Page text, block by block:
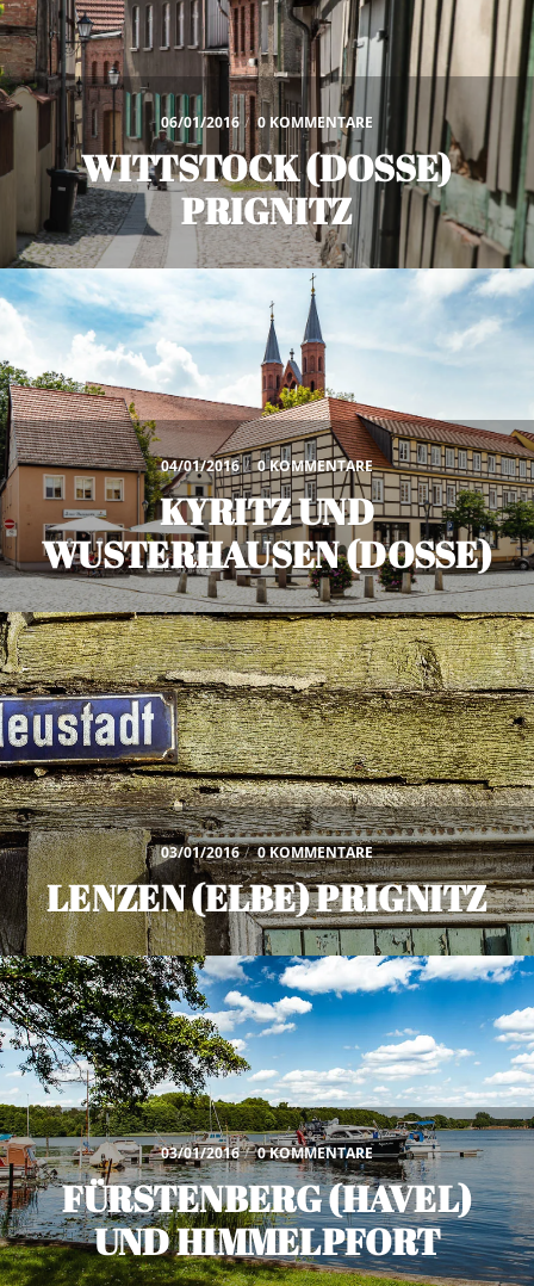
06/01/2016 / 0 KOMMENTARE
WITTSTOCK (DOSSE)
PRIGNITZ
04/01/2016 / 0 KOMMENTARE
KYRITZ UND
WUSTERHAUSEN (DOSSE)
03/01/2016 / 0 KOMMENTARE
LENZEN (ELBE) PRIGNITZ
03/01/2016 / 0 KOMMENTARE
FÜRSTENBERG (HAVEL)
UND HIMMELPFORT